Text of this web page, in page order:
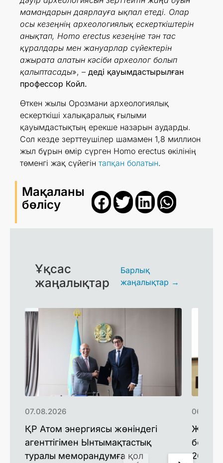
мамандарын даярлауға ықпал етеді. Олар
осы кезеңнің археологиялық ескерткіштерін
анықтап, Homo erectus кезеңіне тән тас
құралдары мен жануарлар сүйектерін
ажырата алатын кәсіби археолог болып
қалыптасады», – деді қауымдастырылған
профессор Койл.
Өткен жылы Орозмани археологиялық
ескерткіші халықаралық ғылыми
қауымдастықтың ерекше назарын аударды.
Сол кезде зерттеушілер шамамен 1,8 миллион
жыл бұрын өмір сүрген Homo erectus өкілінің
төменгі жақ сүйегін тапқан болатын.
Мақаланы
бөлісу
Ұқсас
жаңалықтар
Барлық
жаңалықтар →
ҚР Атом энергиясы жөніндегі
агенттігімен Ынтымақтастық
туралы меморандумға қол
07.08.2026
Жаңа
2026